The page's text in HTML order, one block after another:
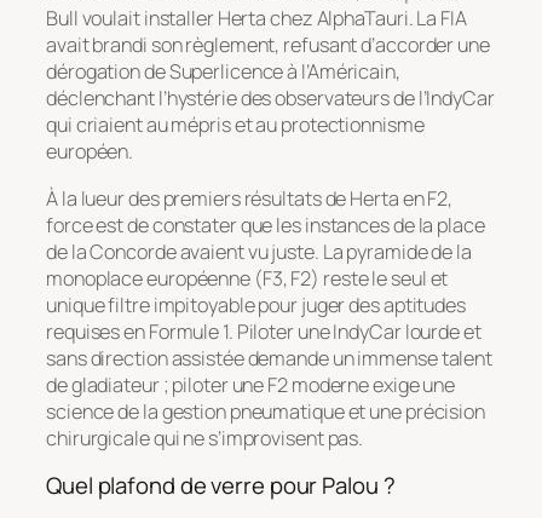
Bull voulait installer Herta chez AlphaTauri. La FIA
avait brandi son règlement, refusant d’accorder une
dérogation de Superlicence à l’Américain,
déclenchant l’hystérie des observateurs de l’IndyCar
qui criaient au mépris et au protectionnisme
européen.
À la lueur des premiers résultats de Herta en F2,
force est de constater que les instances de la place
de la Concorde avaient vu juste. La pyramide de la
monoplace européenne (F3, F2) reste le seul et
unique filtre impitoyable pour juger des aptitudes
requises en Formule 1. Piloter une IndyCar lourde et
sans direction assistée demande un immense talent
de gladiateur ; piloter une F2 moderne exige une
science de la gestion pneumatique et une précision
chirurgicale qui ne s’improvisent pas.
Quel plafond de verre pour Palou ?